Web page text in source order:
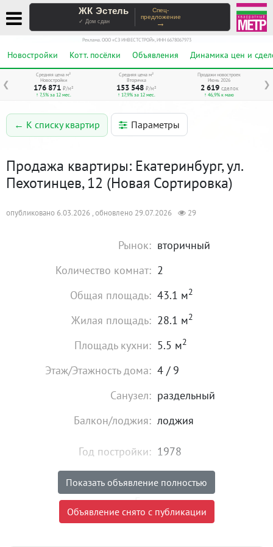
ЖК Эстель
✓ Дом сдан
Спец-
предложение
→
Реклама. ООО «СЗ ИНВЕСТСТРОЙ», ИНН 6678067973
Новостройки Котт. посёлки Объявления Динамика цен и
❮ ❯
Средняя цена м²
Новостройки
176 871 ₽/м²
↑ 7,5% за 12 мес.
Средняя цена м²
Вторичка
153 548 ₽/м²
↑ 17,9% за 12 мес.
Продажи новостроек
Июнь 2026
2 619 сделок
↑ 46,9% к маю
← К списку квартир Параметры
Продажа квартиры: Екатеринбург, ул.
Пехотинцев, 12 (Новая Сортировка)
опубликовано 6.03.2026 , обновлено 29.07.2026 29
Рынок: вторичный
Количество комнат: 2
Общая площадь: 43.1 м2
Жилая площадь: 28.1 м2
Площадь кухни: 5.5 м2
Этаж/Этажность дома: 4 / 9
Санузел: раздельный
Балкон/лоджия: лоджия
Год постройки: 1978
Высота потолков:
Газ: есть
Показать объявление полностью
Объявление снято с публикации